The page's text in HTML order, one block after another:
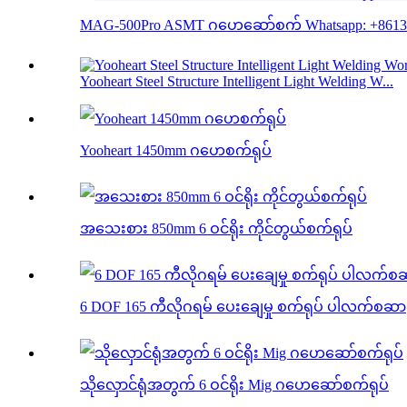
MAG-500Pro ASMT ဂဟေဆော်စက် Whatsapp:
Yooheart Steel Structure Intelligent Light Welding W...
Yooheart 1450mm ဂဟေစက်ရုပ်
အသေးစား 850mm 6 ဝင်ရိုး ကိုင်တွယ်စက်ရုပ်
6 DOF 165 ကီလိုဂရမ် ပေးချေမှု စက်ရုပ် ပါလက်စဆာ
သိုလှောင်ရုံအတွက် 6 ဝင်ရိုး Mig ဂဟေဆော်စက်ရုပ်